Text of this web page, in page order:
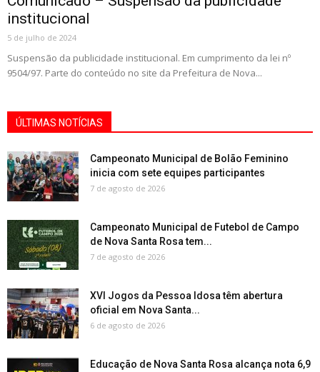
institucional
5 de julho de 2024
Suspensão da publicidade institucional. Em cumprimento da lei nº
9504/97. Parte do conteúdo no site da Prefeitura de Nova...
ÚLTIMAS NOTÍCIAS
Campeonato Municipal de Bolão Feminino
inicia com sete equipes participantes
7 de agosto de 2026
Campeonato Municipal de Futebol de Campo
de Nova Santa Rosa tem...
7 de agosto de 2026
XVI Jogos da Pessoa Idosa têm abertura
oficial em Nova Santa...
6 de agosto de 2026
Educação de Nova Santa Rosa alcança nota 6,9